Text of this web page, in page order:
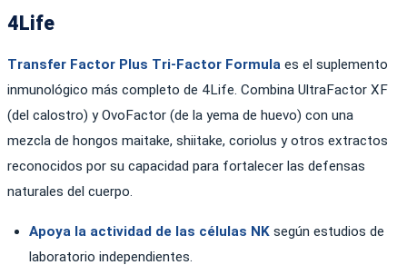
4Life
Transfer Factor Plus Tri-Factor Formula es el suplemento
inmunológico más completo de 4Life. Combina UltraFactor XF
(del calostro) y OvoFactor (de la yema de huevo) con una
mezcla de hongos maitake, shiitake, coriolus y otros extractos
reconocidos por su capacidad para fortalecer las defensas
naturales del cuerpo.
Apoya la actividad de las células NK según estudios de
laboratorio independientes.